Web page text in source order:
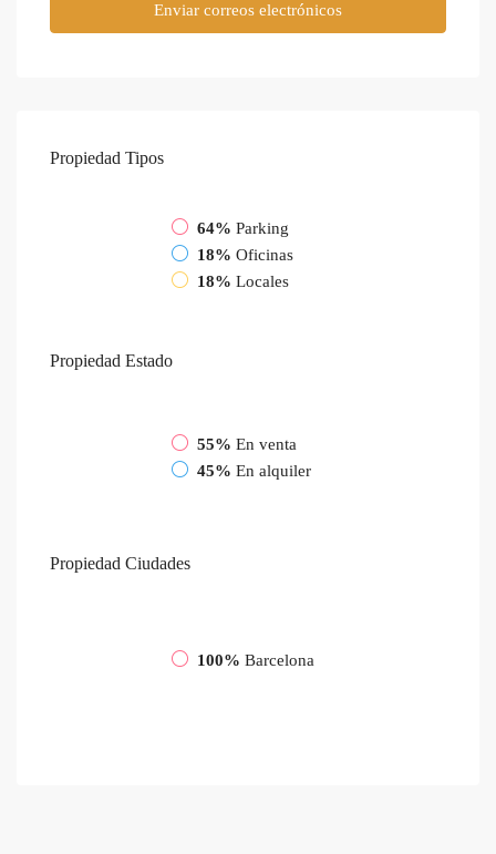
Enviar correos electrónicos
Propiedad Tipos
64% Parking
18% Oficinas
18% Locales
Propiedad Estado
55% En venta
45% En alquiler
Propiedad Ciudades
100% Barcelona